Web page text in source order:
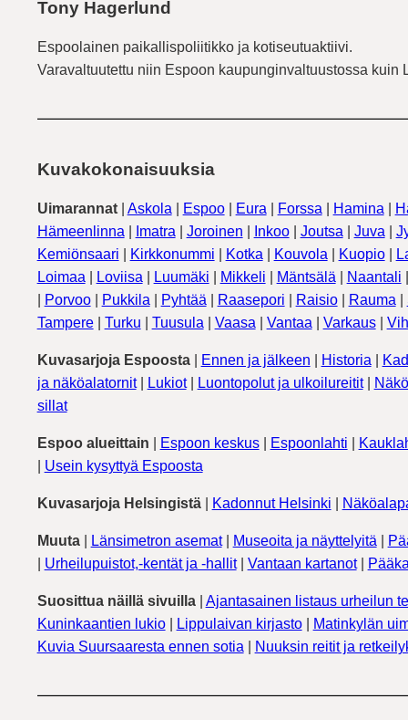
Tony Hagerlund
Espoolainen paikallispoliitikko ja kotiseutuaktiivi.
Varavaltuutettu niin Espoon kaupunginvaltuustossa
Kuvakokonaisuuksia
Uimarannat| Askola Espoo| Eura Forssa Hamina
Hämeenlinna
Imatra Joroinen Inkoo| Joutsa Juva
Kemiönsaari
Kirkkonummi Kotka Kouvola Kuopio|
Loimaa
Loviisa Luumäki Mikkeli Mäntsälä Naantali
Porvoo| Pukkila Pyhtää Raasepori Raisio| Rauma
Tampere| Turku Tuusula Vaasa Vantaa Varkaus|
Kuvasarjoja Espoosta| Ennen ja jälkeen Historia
ja näköalatornit| Lukiot| Luontopolut ja ulkoilureitit|
sillat
Espoo alueittain Espoon keskus| Espoonlahti
Usein kysyttyä Espoosta
Kuvasarjoja Helsingistä| Kadonnut Helsinki
Muuta| Länsimetron asemat| Museoita ja näyttelyitä
Urheilupuistot,-kentät ja -hallit| Vantaan kartanot|
Suosittua näillä sivuilla| Ajantasainen listaus urheilun
Kuninkaantien lukio| Lippulaivan kirjasto|
Matinkylän
Kuvia Suursaaresta ennen sotia
Nuuksin reitit ja